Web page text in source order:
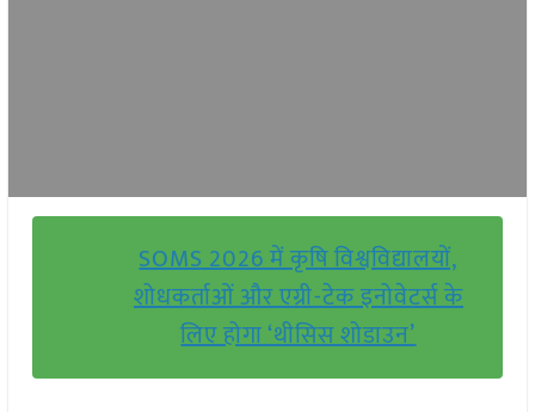
SOMS 2026 में कृषि विश्वविद्यालयों,
शोधकर्ताओं और एग्री-टेक इनोवेटर्स के
लिए होगा ‘थीसिस शोडाउन’